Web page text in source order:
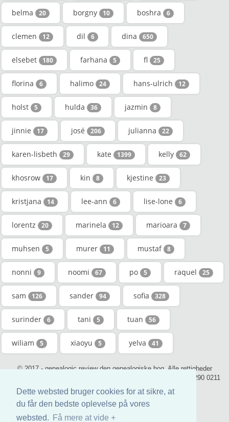
Dette websted bruger cookies for at sikre, at
du får den bedste oplevelse på vores
websted.
Få mere at vide +
belma 20 borgny 10 boshra 6
clemen 12 dil 6 dina 650
elsebet 180 farhana 5 fl 25
florina 6 halimo 24 hans-ulrich 12
holst 5 hulda 36 jazmin 8
jinnie 17 josé 206 julianna 22
karen-lisbeth 29 kate 1399 kelly 62
khosrow 17 kin 8 kjestine 23
kristjana 14 lee-ann 6 lise-lone 6
lorentz 20 marinela 12 marioara 7
muhsen 5 murer 11 mustaf 8
nonni 9 noomi 67 po 5 raquel 25
sam 126 sander 94 sofia 328
surinder 6 tani 5 tuan 56
wiliam 5 xiaoyu 5 yelva 41
© 2017 - genealogic.review den genealogiske bog. Alle rettigheder
forbeholdt. - contact@genealogic.review - phone : +44 (0) 20 3290 0211
(London)